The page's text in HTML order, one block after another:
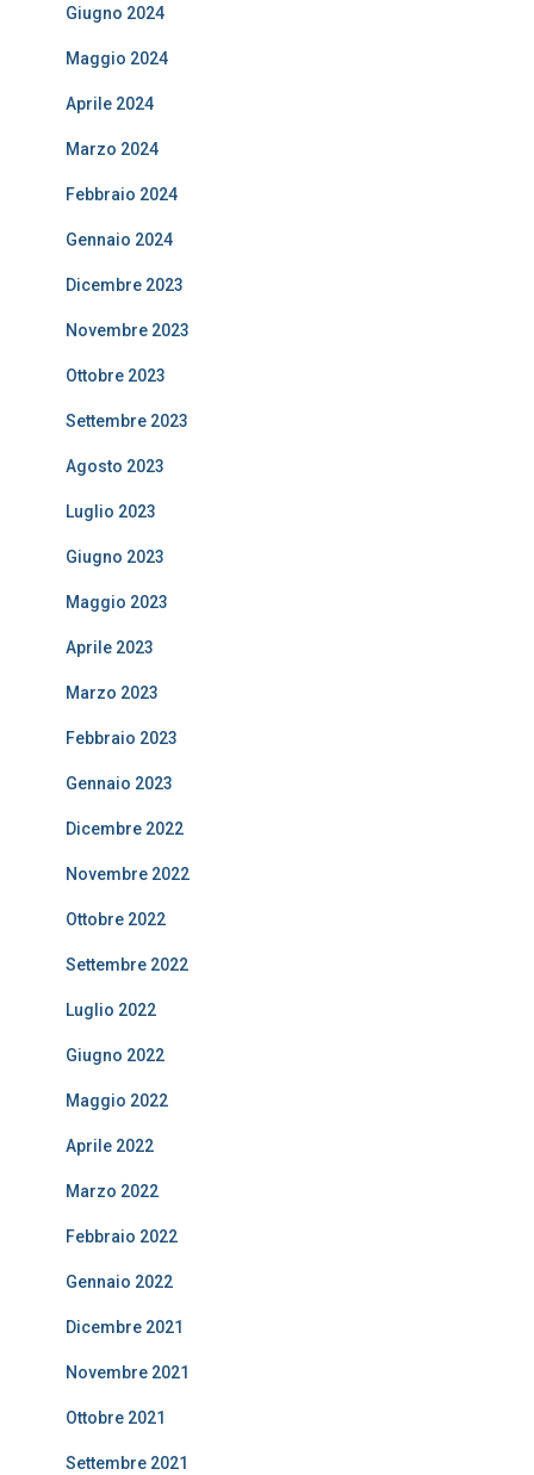
Giugno 2024
Maggio 2024
Aprile 2024
Marzo 2024
Febbraio 2024
Gennaio 2024
Dicembre 2023
Novembre 2023
Ottobre 2023
Settembre 2023
Agosto 2023
Luglio 2023
Giugno 2023
Maggio 2023
Aprile 2023
Marzo 2023
Febbraio 2023
Gennaio 2023
Dicembre 2022
Novembre 2022
Ottobre 2022
Settembre 2022
Luglio 2022
Giugno 2022
Maggio 2022
Aprile 2022
Marzo 2022
Febbraio 2022
Gennaio 2022
Dicembre 2021
Novembre 2021
Ottobre 2021
Settembre 2021